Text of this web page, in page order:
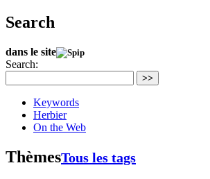
Search
dans le site
Search:
>>
Keywords
Herbier
On the Web
ThèmesTous les tags